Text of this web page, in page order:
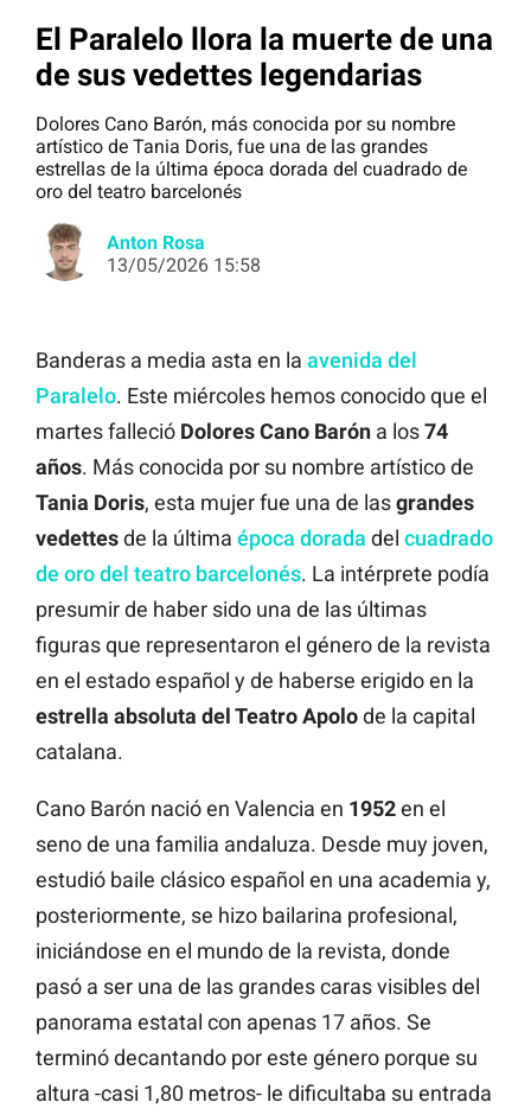
El Paralelo llora la muerte de una
de sus vedettes legendarias
Dolores Cano Barón, más conocida por su nombre
artístico de Tania Doris, fue una de las grandes
estrellas de la última época dorada del cuadrado de
oro del teatro barcelonés
Anton Rosa
13/05/2026 15:58
Banderas a media asta en la avenida del
Paralelo. Este miércoles hemos conocido que el
martes falleció Dolores Cano Barón a los74
años. Más conocida por su nombre artístico de
Tania Doris, esta mujer fue una de lasgrandes
vedettesde la última época dorada del cuadrado
de oro del teatro barcelonés. La intérprete podía
presumir de haber sido una de las últimas
figuras que representaron el género de la revista
en el estado español y de haberse erigido en la
estrella absoluta del Teatro Apolode la capital
catalana.
Cano Barón nació en Valencia en 1952en el
seno de una familia andaluza. Desde muy joven,
estudió baile clásico español en una academia y,
posteriormente, se hizo bailarina profesional,
iniciándose en el mundo de la revista, donde
pasó a ser una de las grandes caras visibles del
panorama estatal con apenas 17 años. Se
terminó decantando por este género porque su
altura -casi 1,80 metros- le dificultaba su entrada